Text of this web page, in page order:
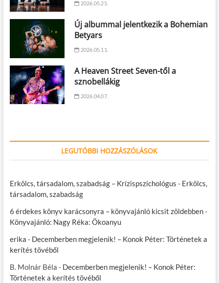
2026.05.25.
Új albummal jelentkezik a Bohemian
Betyars
2026.05.11.
A Heaven Street Seven-től a
sznobellákig
2026.04.07.
LEGUTÓBBI HOZZÁSZÓLÁSOK
Erkölcs, társadalom, szabadság – Krízispszichológus - Erkölcs,
társadalom, szabadság
6 érdekes könyv karácsonyra – könyvajánló kicsit zöldebben-
Könyvajánló: Nagy Réka: Ökoanyu
erika - Decemberben megjelenik! – Konok Péter: Történetek a
kerítés tövéből
B. Molnár Béla - Decemberben megjelenik! – Konok Péter:
Történetek a kerítés tövéből